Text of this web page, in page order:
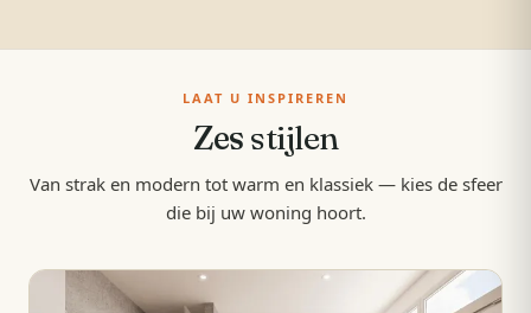
LAAT U INSPIREREN
Zes stijlen
Van strak en modern tot warm en klassiek — kies de sfeer
die bij uw woning hoort.